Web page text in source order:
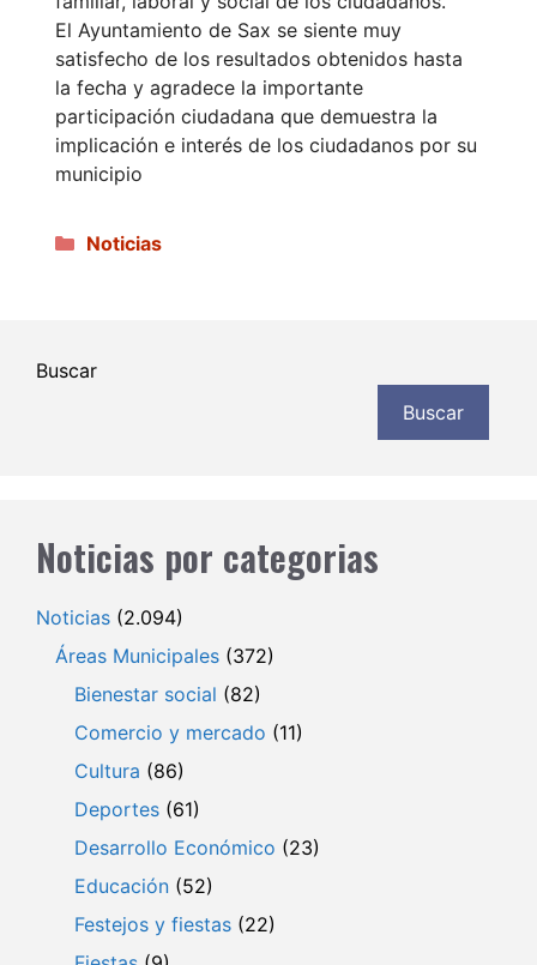
El Ayuntamiento de Sax se siente muy
satisfecho de los resultados obtenidos hasta
la fecha y agradece la importante
participación ciudadana que demuestra la
implicación e interés de los ciudadanos por su
municipio
Categorías
Noticias
Buscar
Buscar
Noticias por categorias
Noticias (2.094)
Áreas Municipales (372)
Bienestar social (82)
Comercio y mercado (11)
Cultura (86)
Deportes (61)
Desarrollo Económico (23)
Educación (52)
Festejos y fiestas (22)